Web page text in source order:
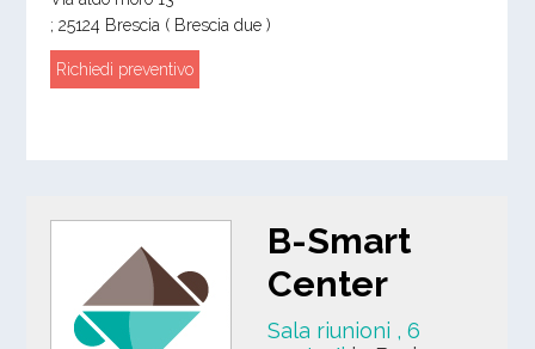
;25124 Brescia ( Brescia due )
Richiedi preventivo
B-Smart
Center
Sala riunioni , 6